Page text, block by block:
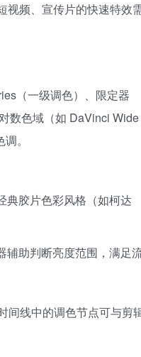
视频、宣传片的快速特效
（一级调色）、限定器
数色域（如 DaVinci Wide
。
典胶片色彩风格（如柯达
辅助判断亮度范围，满足
间线中的调色节点可与剪